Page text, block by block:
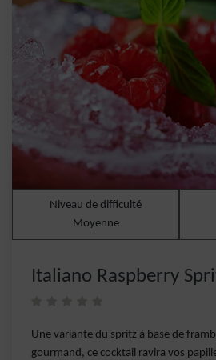
Niveau de difficulté
Moyenne
Italiano Raspberry
Une variante du spritz à base de
gourmand, ce cocktail ravira vos